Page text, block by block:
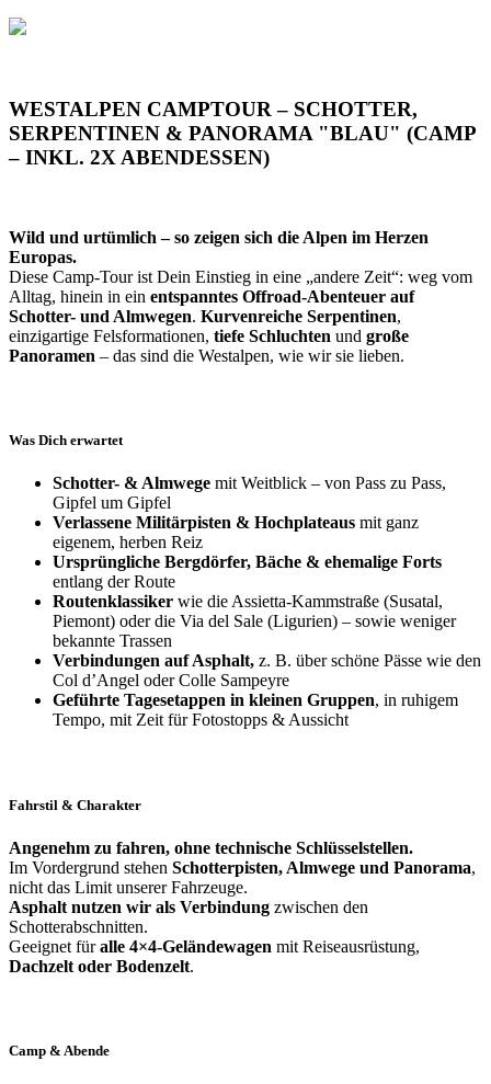
WESTALPEN CAMPTOUR – SCHOTTER,
SERPENTINEN & PANORAMA "BLAU" (CAMP
– INKL. 2X ABENDESSEN)
Wild und urtümlich – so zeigen sich die Alpen im Herzen
Europas.
Diese Camp-Tour ist Dein Einstieg in eine „andere Zeit“: weg vom
Alltag, hinein in ein entspanntes Offroad-Abenteuer auf
Schotter- und Almwegen. Kurvenreiche Serpentinen,
einzigartige Felsformationen, tiefe Schluchten und große
Panoramen – das sind die Westalpen, wie wir sie lieben.
Was Dich erwartet
Schotter- & Almwege mit Weitblick – von Pass zu Pass,
Gipfel um Gipfel
Verlassene Militärpisten & Hochplateaus mit ganz
eigenem, herben Reiz
Ursprüngliche Bergdörfer, Bäche & ehemalige Forts
entlang der Route
Routenklassiker wie die Assietta-Kammstraße (Susatal,
Piemont) oder die Via del Sale (Ligurien) – sowie weniger
bekannte Trassen
Verbindungen auf Asphalt, z. B. über schöne Pässe wie den
Col d’Angel oder Colle Sampeyre
Geführte Tagesetappen in kleinen Gruppen, in ruhigem
Tempo, mit Zeit für Fotostopps & Aussicht
Fahrstil & Charakter
Angenehm zu fahren, ohne technische Schlüsselstellen.
Im Vordergrund stehen Schotterpisten, Almwege und Panorama,
nicht das Limit unserer Fahrzeuge.
Asphalt nutzen wir als Verbindung zwischen den
Schotterabschnitten.
Geeignet füralle 4×4-Geländewagen mit Reiseausrüstung,
Dachzelt oder Bodenzelt.
Camp & Abende